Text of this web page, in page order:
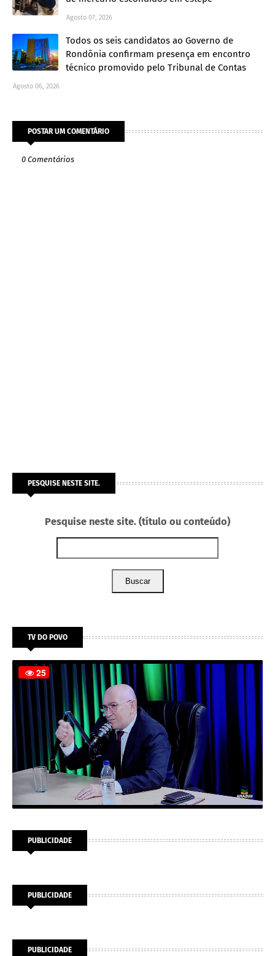
Agosto 07, 2026
Todos os seis candidatos ao Governo de
Rondônia confirmam presença em encontro
técnico promovido pelo Tribunal de Contas
Agosto 06, 2026
POSTAR UM COMENTÁRIO
0 Comentários
PESQUISE NESTE SITE.
Pesquise neste site. (título ou conteúdo)
Buscar
TV DO POVO
PUBLICIDADE
PUBLICIDADE
PUBLICIDADE